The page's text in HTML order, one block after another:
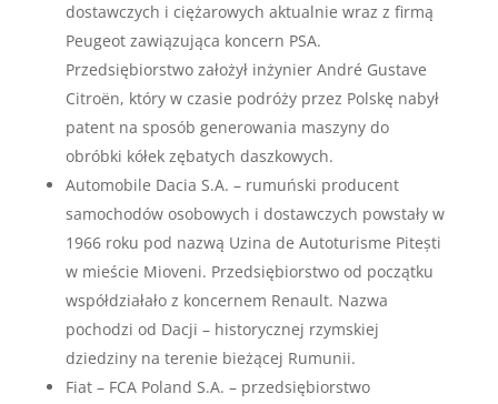
dostawczych i ciężarowych aktualnie wraz z firmą
Peugeot zawiązująca koncern PSA.
Przedsiębiorstwo założył inżynier André Gustave
Citroën, który w czasie podróży przez Polskę nabył
patent na sposób generowania maszyny do
obróbki kółek zębatych daszkowych.
Automobile Dacia S.A. – rumuński producent
samochodów osobowych i dostawczych powstały w
1966 roku pod nazwą Uzina de Autoturisme Pitești
w mieście Mioveni. Przedsiębiorstwo od początku
współdziałało z koncernem Renault. Nazwa
pochodzi od Dacji – historycznej rzymskiej
dziedziny na terenie bieżącej Rumunii.
Fiat – FCA Poland S.A. – przedsiębiorstwo